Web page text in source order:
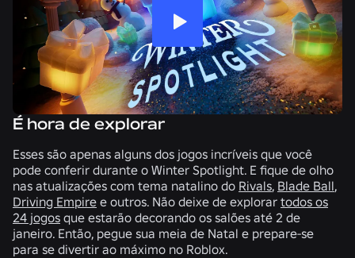
É hora de explorar
Esses são apenas alguns dos jogos incríveis que você
pode conferir durante o Winter Spotlight. E fique de olho
nas atualizações com tema natalino do Rivals, Blade Ball,
Driving Empire e outros. Não deixe de explorar todos os
24 jogos que estarão decorando os salões até 2 de
janeiro. Então, pegue sua meia de Natal e prepare-se
para se divertir ao máximo no Roblox.